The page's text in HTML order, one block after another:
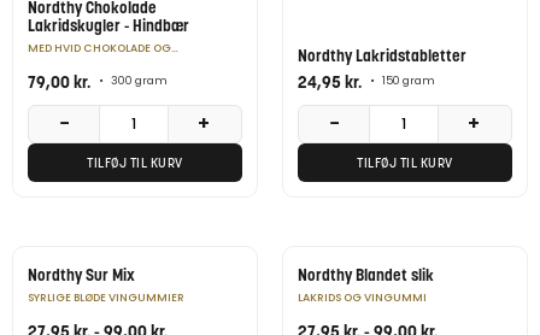
Nordthy Chokolade
Lakridskugler - Hindbær
MED HVID CHOKOLADE OG
79,00kr. • 300 gram
− +
TILFØJ TIL KURV
Nordthy Lakridstabletter
24,95kr. • 150 gram
− +
TILFØJ TIL KURV
Nordthy Sur Mix
SYRLIGE BLØDE VINGUMMIER
Nordthy Blandet slik
LAKRIDS OG VINGUMMI